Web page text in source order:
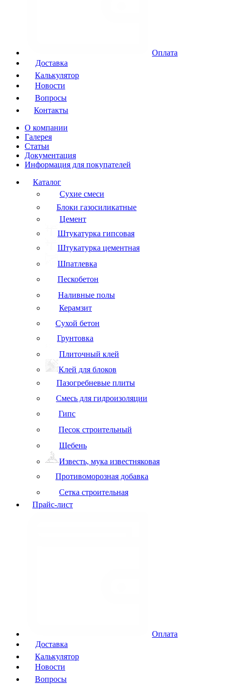
Оплата
Доставка
Калькулятор
Новости
Вопросы
Контакты
О компании
Галерея
Статьи
Документация
Информация для покупателей
Каталог
Сухие смеси
Блоки газосиликатные
Цемент
Штукатурка гипсовая
Штукатурка цементная
Шпатлевка
Пескобетон
Наливные полы
Керамзит
Сухой бетон
Грунтовка
Плиточный клей
Клей для блоков
Пазогребневые плиты
Смесь для гидроизоляции
Гипс
Песок строительный
Щебень
Известь, мука известняковая
Противоморозная добавка
Сетка строительная
Прайс-лист
Оплата
Доставка
Калькулятор
Новости
Вопросы